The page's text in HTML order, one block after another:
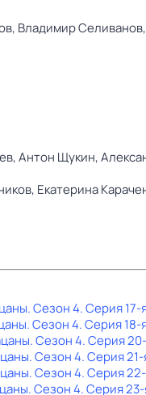
Владимир Селиванов,
Антон Щукин,
Екатерина
. Сезон 4. Серия 17-
. Сезон 4. Серия 18-
. Сезон 4. Серия
. Сезон 4. Серия
. Сезон 4. Серия
. Сезон 4. Серия